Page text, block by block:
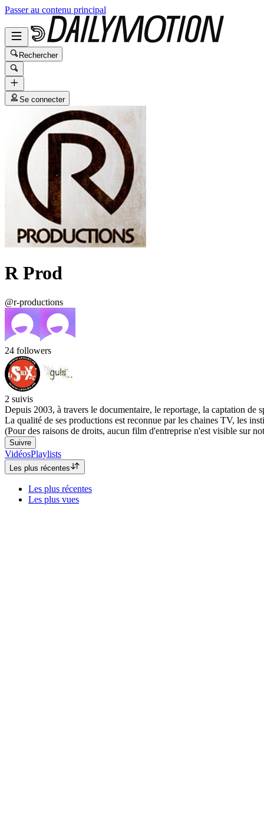
Passer au contenu principal
Rechercher
Se connecter
R Prod
@r-productions
24 followers
2 suivis
Depuis 2003, à travers le documentaire, le reportage, la captation
La qualité de ses productions est reconnue par les chaines TV, les
(Pour des raisons de droits, aucun film d'entreprise n'est visible sur
Suivre
VidéosPlaylists
Les plus récentes
Les plus récentes
Les plus vues